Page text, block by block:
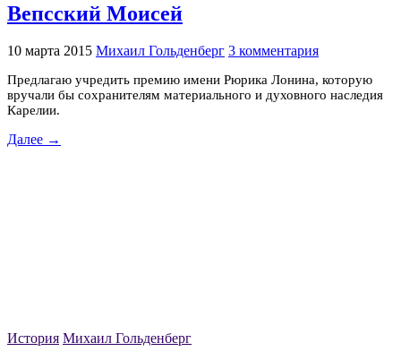
Вепсский Моисей
10 марта 2015 Михаил Гольденберг 3 комментария
Предлагаю учредить премию имени Рюрика Лонина, которую
вручали бы сохранителям материального и духовного наследия
Карелии.
Далее →
История Михаил Гольденберг